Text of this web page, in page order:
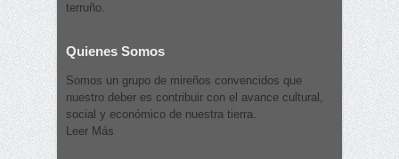
terruño.
Quienes Somos
Somos un grupo de mireños convencidos que
nuestro deber es contribuir con el avance cultural,
social y económico de nuestra tierra.
Leer Más